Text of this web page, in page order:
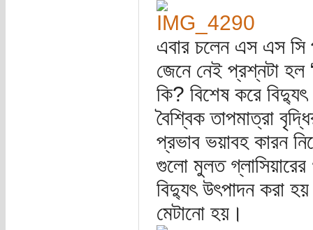
এবার চলেন এস এস সি
জেনে নেই প্রশ্নটা হল
কি? বিশেষ করে
বৈশ্বিক তাপমাত্রা
প্রভাব ভয়াবহ কারন
গুলো মুলত
বিদ্যুৎ উৎপাদন করা হয়
মেটানো হয়।